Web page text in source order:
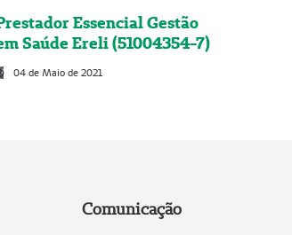
Essencial Gestão
Saúde Ereli (51004354-7)
04 de Maio de 2021
Comunicação